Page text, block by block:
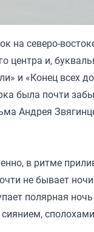
на северо-
центра и,
и «Конец всех
была почти
Андрея
в ритме
не бывает
полярная